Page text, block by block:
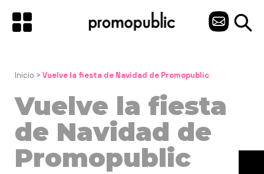
contenido
C
Inicio > Vuelve la fiesta de Navidad de Promopublic
Vuelve la fiesta
de Navidad de
Promopublic